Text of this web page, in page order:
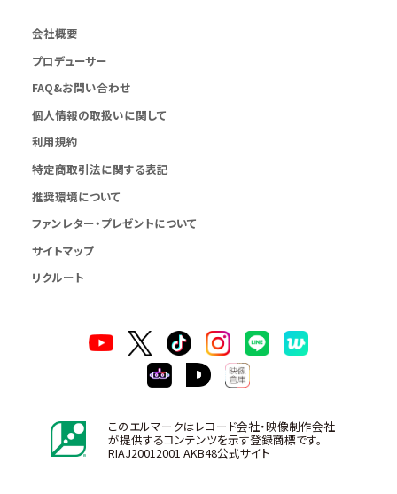
会社概要
プロデューサー
FAQ&お問い合わせ
個人情報の取扱いに関して
利用規約
特定商取引法に関する表記
推奨環境について
ファンレター・プレゼントについて
サイトマップ
リクルート
このエルマークはレコード会社・映像制作会社
が提供するコンテンツを示す登録商標です。
RIAJ20012001 AKB48公式サイト